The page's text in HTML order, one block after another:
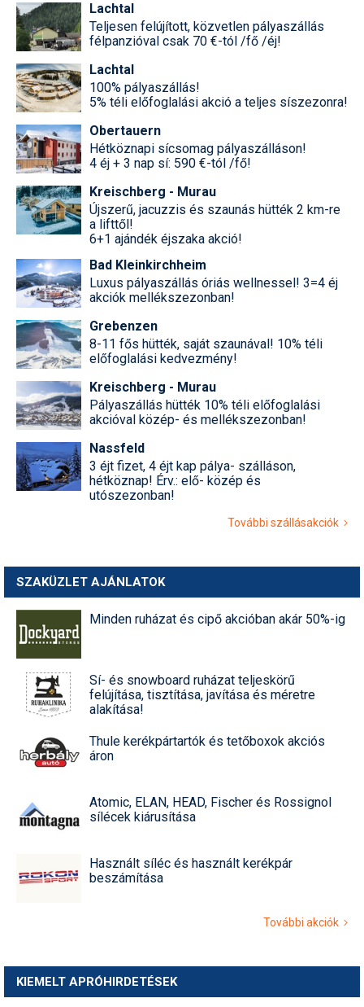
Lachtal
Teljesen felújított, közvetlen pályaszállás
félpanzióval csak 70 €-tól /fő /éj!
Lachtal
100% pályaszállás!
5% téli előfoglalási akció a teljes síszezonra!
Obertauern
Hétköznapi sícsomag pályaszálláson!
4 éj + 3 nap sí: 590 €-tól /fő!
Kreischberg - Murau
Újszerű, jacuzzis és szaunás hütték 2 km-re
a lifttől!
6+1 ajándék éjszaka akció!
Bad Kleinkirchheim
Luxus pályaszállás óriás wellnessel! 3=4 éj
akciók mellékszezonban!
Grebenzen
8-11 fős hütték, saját szaunával! 10% téli
előfoglalási kedvezmény!
Kreischberg - Murau
Pályaszállás hütték 10% téli előfoglalási
akcióval közép- és mellékszezonban!
Nassfeld
3 éjt fizet, 4 éjt kap pálya- szálláson,
hétköznap! Érv.: elő- közép és
utószezonban!
További szállásakciók
SZAKÜZLET AJÁNLATOK
Minden ruházat és cipő akcióban akár 50%-ig
Sí- és snowboard ruházat teljeskörű
felújítása, tisztítása, javítása és méretre
alakítása!
Thule kerékpártartók és tetőboxok akciós
áron
Atomic, ELAN, HEAD, Fischer és Rossignol
sílécek kiárusítása
Használt síléc és használt kerékpár
beszámítása
További akciók
KIEMELT APRÓHIRDETÉSEK